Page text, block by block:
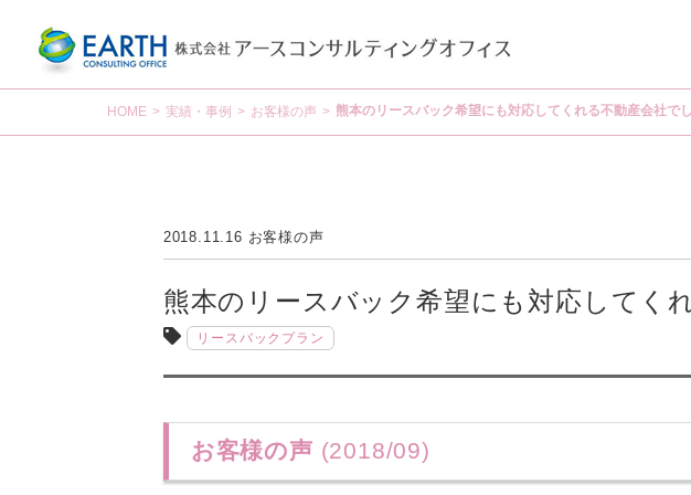
HOME > 実績・事例 > お客様の声 > 熊本のリースバック希望にも対応してくれる不動産会社で
2018.11.16 お客様の声
熊本のリースバック希望にも対応してく
リースバックプラン
お客様の声 (2018/09)